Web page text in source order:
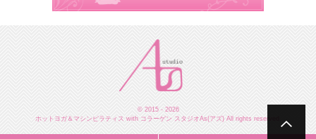
© 2015 - 2026
ホットヨガ＆マシンピラティス with コラーゲン スタジオAs(アズ) All rights reserved.